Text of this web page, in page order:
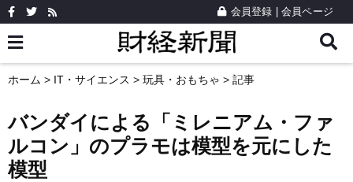
会員登録 会員ページ
ホーム > IT・サイエンス > 玩具・おもちゃ > 記事
バンダイによる「ミレニアム・ファ
ルコン」のプラモは模型を元にした
模型